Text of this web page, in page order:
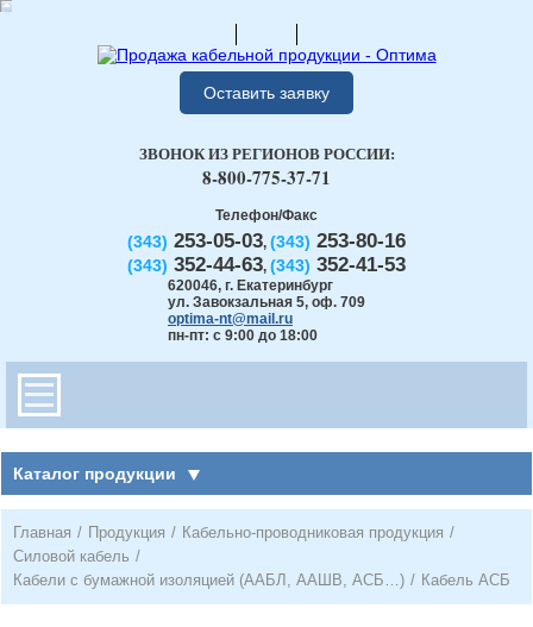
Оставить заявку
Телефон/Факс
(343) 253-05-03, (343) 253-80-16
(343) 352-44-63, (343) 352-41-53
620046, г. Екатеринбург
ул. Завокзальная 5, оф. 709
optima-nt@mail.ru
пн-пт: с 9:00 до 18:00
ЗВОНОК ИЗ РЕГИОНОВ РОССИИ:
8-800-775-37-71
Каталог продукции
Главная / Продукция / Кабельно-проводниковая продукция /
Силовой кабель /
Кабели с бумажной изоляцией (ААБЛ, ААШВ, АСБ…) / Кабель АСБ